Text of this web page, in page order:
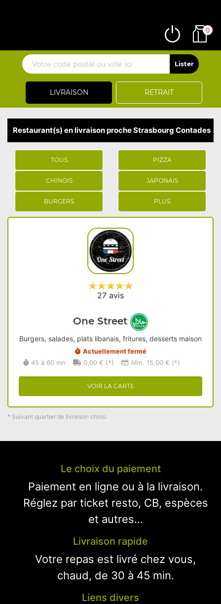
LIVRAISON RETRAIT
0
Restaurant(s) en livraison proche Strasbourg Contades
TOUS PIZZA
CHINOIS JAPONAIS
BURGERS PLUS
27 avis
One Street
Burgers, salades, plats libanais, fritures, desserts maison
Actuellement fermé
45 à 60 mn
0,00 € (*) Min. 15,00 € (*)
VOIR LA CARTE
* Suivant quartier de livraison choisi
Le choix du paiement
Paiement en ligne ou à la livraison.
Réglez par ticket resto, CB, espèces
et autres...
Livraison rapide
Votre repas est livré chez vous,
chaud, de 30 à 45 min.
Liens divers